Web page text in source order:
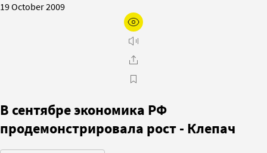
19 October 2009
В сентябре экономика РФ
продемонстрировала рост - Клепач